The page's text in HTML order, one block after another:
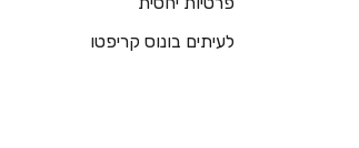
לעיתים בונוס קריפטו